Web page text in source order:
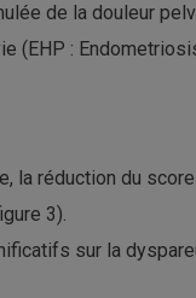
de la douleur
(EHP :
la réduction du
3).
sur la